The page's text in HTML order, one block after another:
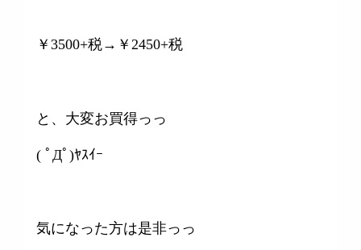
￥3500+税→￥2450+税
と、大変お買得っっ
( ﾟДﾟ)ﾔｽｲｰ
気になった方は是非っっ